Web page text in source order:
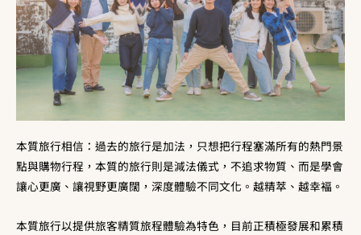
本質旅行相信：過去的旅行是加法，只想把行程塞滿所有的熱門景
點與購物行程，本質的旅行則是減法儀式，不追求物質、而是學會
讓心更廣、讓視野更廣闊，深度體驗不同文化。越精萃、越幸褔。
本質旅行以提供旅客精質旅程體驗為特色，目前正積極發展和累積